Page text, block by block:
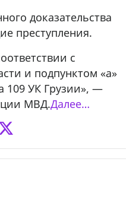
доказательства
преступления.
с
и подпунктом «а»
109 УК Грузии», —
МВД.Далее…